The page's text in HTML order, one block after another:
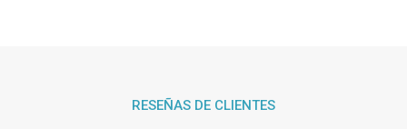
RESEÑAS DE CLIENTES